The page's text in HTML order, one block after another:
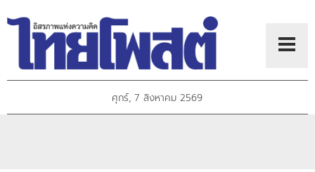
ศุกร์, 7 สิงหาคม 2569